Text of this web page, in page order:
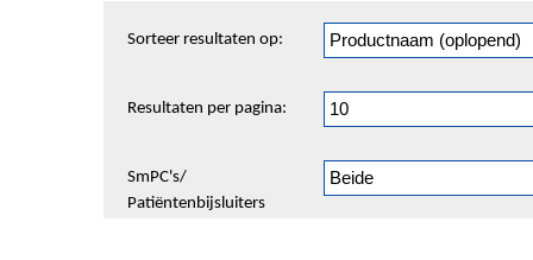
en
Sorteer resultaten op:
Resultaten per pagina:
SmPC's/
Patiëntenbijsluiters